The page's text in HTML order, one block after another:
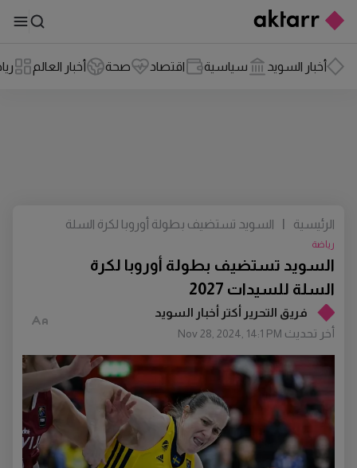
أخبار السويد سياسية اقتصاد صحة أخبار العالم
فريق التحرير أكتر أخبار السويد
أخر تحديث Nov 28, 2024, 14:1 PM
السويد تستضيف بطولة أوروبا لكرة
السلة للسيدات 2027
رياضة
الرئيسية
السويد تستضيف بطولة أوروبا لكرة السلة